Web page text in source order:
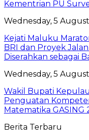
Kementrian PU
Wednesday, 5
Kejati Maluku
BRI dan Proyek
Diserahkan sebagai
Wednesday, 5
Wakil Bupati
Penguatan
Matematika GASING
Berita Terbaru